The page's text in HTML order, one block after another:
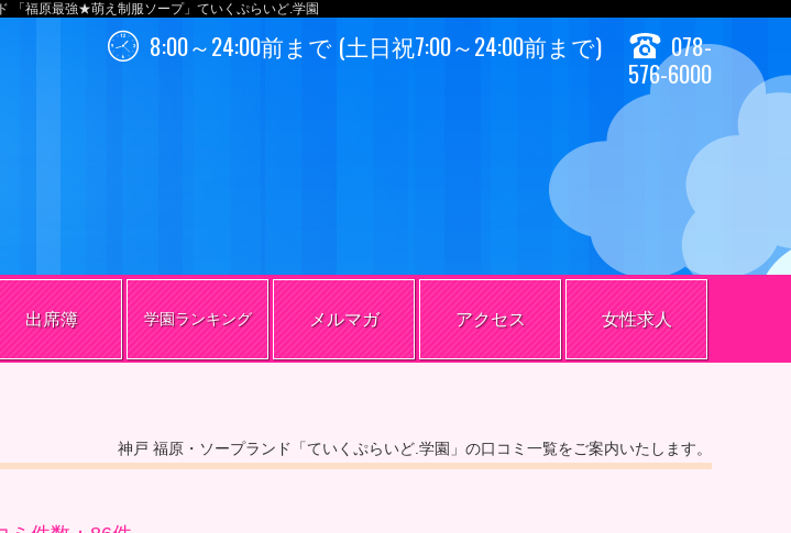
「福原最強★萌え制服ソープ」ていくぷらいど.学園
8:00～24:00前まで (土日祝7:00～24:00前まで)
078-
576-6000
出席簿 学園ランキング メルマガ アクセス 女性求人
神戸 福原・ソープランド「ていくぷらいど.学園」の口コミ一覧をご案内いたします。